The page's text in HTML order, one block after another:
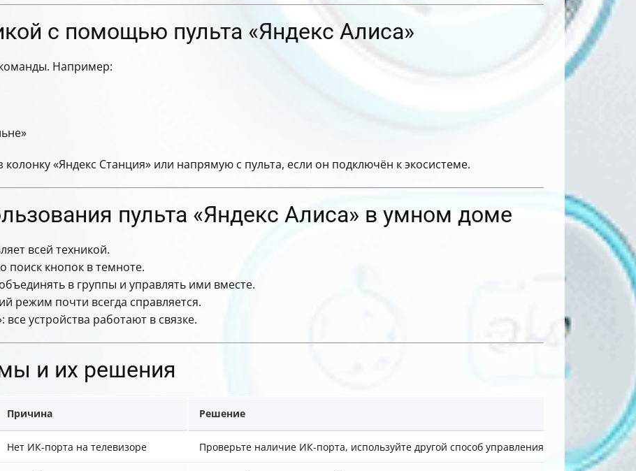
с помощью пульта «Яндекс Алиса»
Например:
«Яндекс Станция» или напрямую с пульта, если он подключён к экосистеме.
пульта «Яндекс Алиса» в умном доме
всей техникой.
поиск кнопок в темноте.
в группы и управлять ими вместе.
режим почти всегда справляется.
устройства работают в связке.
и их решения
Причина Решение
Нет ИК-порта на телевизоре Проверьте наличие ИК-порта, используйте другой способ управления